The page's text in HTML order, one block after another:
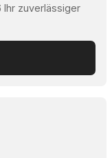
Ihr zuverlässiger